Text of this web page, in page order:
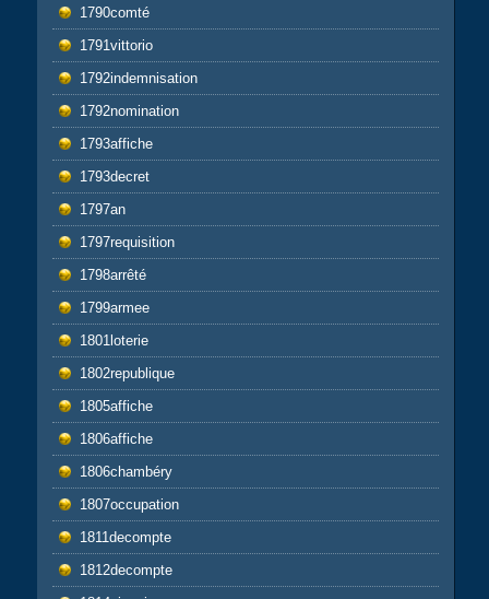
1790comté
1791vittorio
1792indemnisation
1792nomination
1793affiche
1793decret
1797an
1797requisition
1798arrêté
1799armee
1801loterie
1802republique
1805affiche
1806affiche
1806chambéry
1807occupation
1811decompte
1812decompte